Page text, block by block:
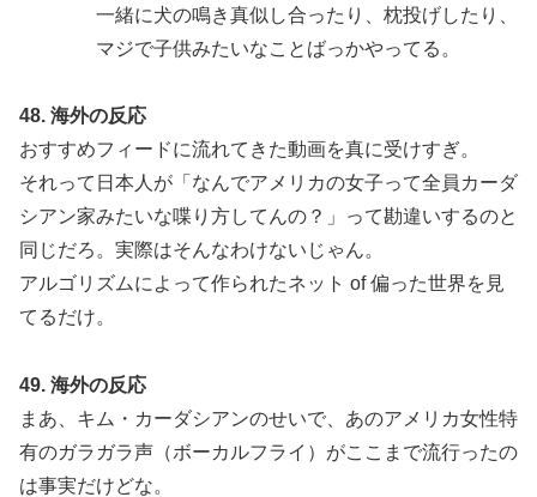
一緒に犬の鳴き真似し合ったり、枕投げしたり、
マジで子供みたいなことばっかやってる。
48. 海外の反応
おすすめフィードに流れてきた動画を真に受けすぎ。
それって日本人が「なんでアメリカの女子って全員カーダ
シアン家みたいな喋り方してんの？」って勘違いするのと
同じだろ。実際はそんなわけないじゃん。
アルゴリズムによって作られたネット of 偏った世界を見
てるだけ。
49. 海外の反応
まあ、キム・カーダシアンのせいで、あのアメリカ女性特
有のガラガラ声（ボーカルフライ）がここまで流行ったの
は事実だけどな。